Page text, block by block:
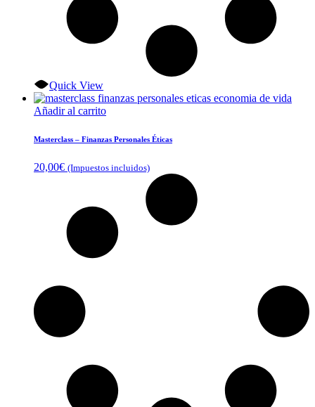
Quick View
Añadir al carrito
Masterclass – Finanzas Personales Éticas
20,00€ (Impuestos incluidos)